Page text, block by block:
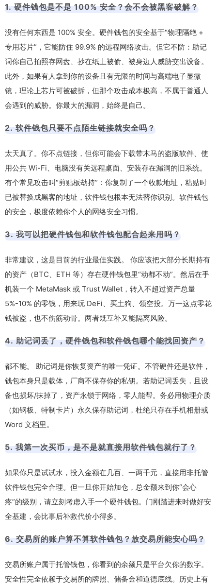
1. 硬件钱包是不是 100% 安全？会不会被黑客破解？
没有任何东西是 100% 安全。硬件钱包的安全基于“物理隔绝 +
专用芯片”，它能防住 99.9% 的远程网络攻击。但它不防：助记
词你自己拍照存网盘、抄在纸上被偷、被身边人威胁交出设备。
此外，如果有人拿到你的设备且有无限的时间与高端电子显微
镜，理论上芯片可被破拆，但那个攻击成本极高，不属于普通人
会遇到的威胁。你最大的漏洞，始终是自己。
2. 软件钱包只要不点陌生链接就安全吗？
太天真了。你不点链接，但你可能会下载带木马的盗版软件、使
用公共 Wi-Fi、电脑没有关远程桌面、安装存在漏洞的旧系统。
有个常见攻击叫“剪贴板劫持”：你复制了一个收款地址，粘贴时
已被替换成黑客的地址，软件钱包根本无法替你识别。软件钱包
的安全，极度依赖你个人的网络安全习惯。
3. 我可以把硬件钱包和软件钱包配合起来用吗？
非常建议，这是目前的行业最佳实践。 你应该把大部分长期持有
的资产（BTC、ETH 等）存在硬件钱包里“动都不动”。然后在手
机装一个 MetaMask 或 Trust Wallet，转入不超过资产总量
5%-10% 的零钱，用来玩 DeFi、买土狗、领空投。万一这点零花
钱被盗，也不伤筋动骨。两者既互补又能隔离风险。
4. 助记词丢了，硬件钱包和软件钱包哪个能找回资产？
都不能。 助记词是你恢复资产的唯一凭证。不管硬件还是软件，
钱包本身只是载体，厂商不保存你的私钥。若助记词丢失，且设
备也损坏/抹掉了，资产永锁于网络，零人能帮。务必用物理介质
（如钢板、特制卡片）永久保存助记词，杜绝只存在手机相册或
Word 文档里。
5. 我第一次买币，是不是就直接用软件钱包就行了？
如果你只是试试水，投入金额在几百、一两千元，直接用非托管
软件钱包完全合理。但一旦你开始加仓，总金额来到你“会心
疼”的级别，请立刻考虑入手一个硬件钱包。门刚踏进来时做好安
全基建，会比事后补救代价小得多。
6. 交易所的账户算不算软件钱包？放交易所能安心吗？
交易所账户属于托管钱包，你看到的余额只是平台欠你的数字。
安全性完全依赖于交易所的牌照、储备金和道德底线。历史上有